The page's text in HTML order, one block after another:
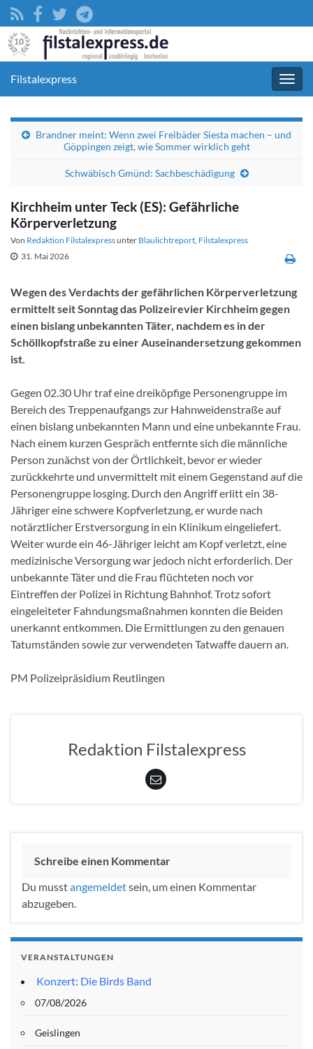
Filstalexpress
Brandner meint: Wenn zwei Freibäder Siesta machen – und
Göppingen zeigt, wie Sommer wirklich geht
Schwäbisch Gmünd: Sachbeschädigung
Kirchheim unter Teck (ES): Gefährliche
Körperverletzung
Von Redaktion Filstalexpressunter Blaulichtreport, Filstalexpress
31. Mai 2026
Wegen des Verdachts der gefährlichen Körperverletzung
ermittelt seit Sonntag das Polizeirevier Kirchheim gegen
einen bislang unbekannten Täter, nachdem es in der
Schöllkopfstraße zu einer Auseinandersetzung gekommen
ist.
Gegen 02.30 Uhr traf eine dreiköpfige Personengruppe im
Bereich des Treppenaufgangs zur Hahnweidenstraße auf
einen bislang unbekannten Mann und eine unbekannte Frau.
Nach einem kurzen Gespräch entfernte sich die männliche
Person zunächst von der Örtlichkeit, bevor er wieder
zurückkehrte und unvermittelt mit einem Gegenstand auf die
Personengruppe losging. Durch den Angriff erlitt ein 38-
Jähriger eine schwere Kopfverletzung, er wurde nach
notärztlicher Erstversorgung in ein Klinikum eingeliefert.
Weiter wurde ein 46-Jähriger leicht am Kopf verletzt, eine
medizinische Versorgung war jedoch nicht erforderlich. Der
unbekannte Täter und die Frau flüchteten noch vor
Eintreffen der Polizei in Richtung Bahnhof. Trotz sofort
eingeleiteter Fahndungsmaßnahmen konnten die Beiden
unerkannt entkommen. Die Ermittlungen zu den genauen
Tatumständen sowie zur verwendeten Tatwaffe dauern an.
PM Polizeipräsidium Reutlingen
Redaktion Filstalexpress
Schreibe einen Kommentar
Du musstangemeldetsein, um einen Kommentar
abzugeben.
VERANSTALTUNGEN
Konzert: Die Birds Band
07/08/2026
Geislingen